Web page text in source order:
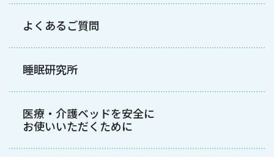
よくあるご質問
睡眠研究所
医療・介護ベッドを安全に
お使いいただくために